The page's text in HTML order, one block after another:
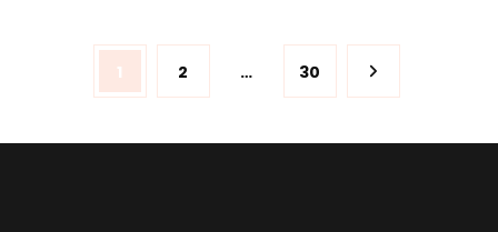
PaginaciónPágina
1 Página
2 … Página
30